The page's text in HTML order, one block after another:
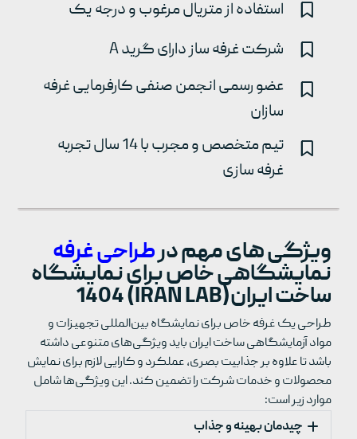
استفاده از متریال مرغوب و درجه یک
شرکت غرفه ساز دارای گرید A
عضو رسمی انجمن صنفی کارفرمایی غرفه
سازان
تیم متخصص و مجرب با 14 سال تجربه
غرفه سازی
ویژگی های مهم درطراحی غرفه
نمایشگاهی خاص برای نمایشگاه
ساخت ایران(IRAN LAB) 1404
طراحی یک غرفه خاص برای نمایشگاه بین‌المللی تجهیزات و
مواد آزمایشگاهی ساخت ایران باید ویژگی‌های متنوعی داشته
باشد تا علاوه بر جذابیت بصری، عملکرد و کارایی لازم برای نمایش
محصولات و خدمات شرکت را تضمین کند. این ویژگی‌ها شامل
موارد زیر است:
چیدمان بهینه و جذاب